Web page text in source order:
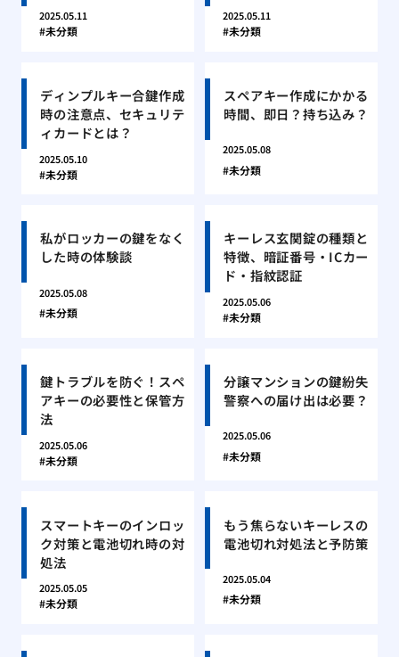
2025.05.11
未分類
2025.05.11
未分類
ディンプルキー合鍵作成
時の注意点、セキュリテ
ィカードとは？
2025.05.10
未分類
スペアキー作成にかかる
時間、即日？持ち込み？
2025.05.08
未分類
私がロッカーの鍵をなく
した時の体験談
2025.05.08
未分類
キーレス玄関錠の種類と
特徴、暗証番号・ICカー
ド・指紋認証
2025.05.06
未分類
鍵トラブルを防ぐ！スペ
アキーの必要性と保管方
法
2025.05.06
未分類
分譲マンションの鍵紛失
警察への届け出は必要？
2025.05.06
未分類
スマートキーのインロッ
ク対策と電池切れ時の対
処法
2025.05.05
未分類
もう焦らないキーレスの
電池切れ対処法と予防策
2025.05.04
未分類